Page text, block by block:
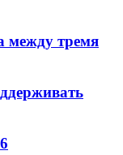
между тремя